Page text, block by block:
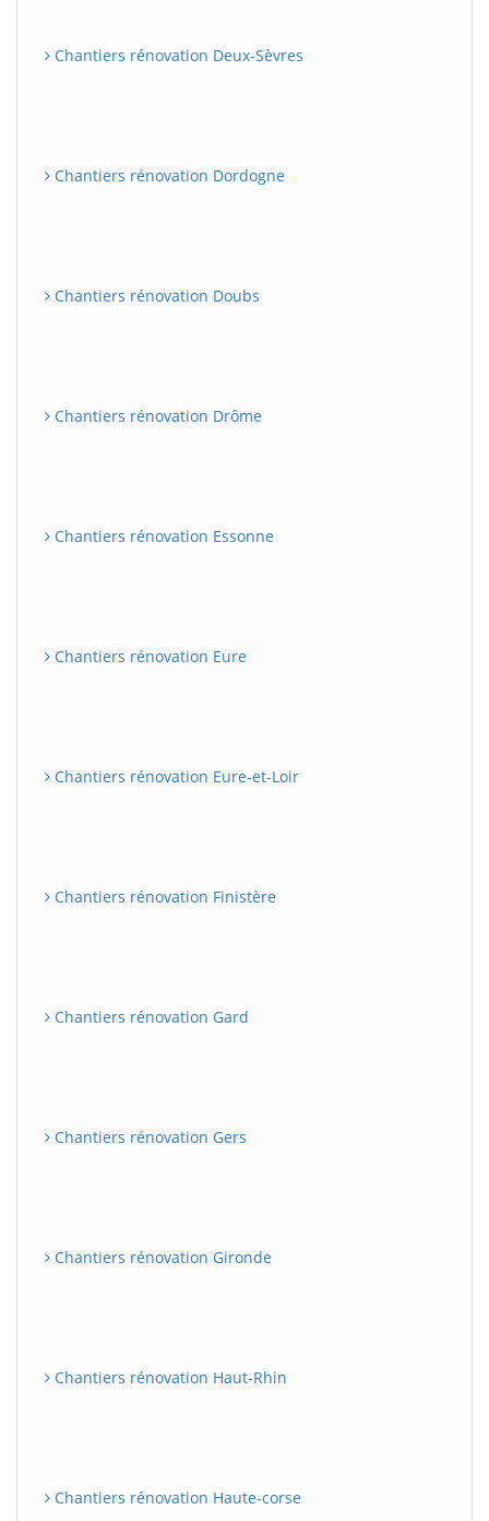
Chantiers rénovation Deux-Sèvres
Chantiers rénovation Dordogne
Chantiers rénovation Doubs
Chantiers rénovation Drôme
Chantiers rénovation Essonne
Chantiers rénovation Eure
Chantiers rénovation Eure-et-Loir
Chantiers rénovation Finistère
Chantiers rénovation Gard
Chantiers rénovation Gers
Chantiers rénovation Gironde
Chantiers rénovation Haut-Rhin
Chantiers rénovation Haute-corse